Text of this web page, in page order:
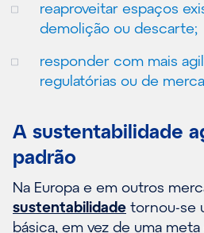
reaproveitar espaços
demolição ou descarte;
responder com mais
regulatórias ou de
A sustentabilidade
padrão
Na Europa e em outros
sustentabilidade tornou-se
básica, em vez de uma